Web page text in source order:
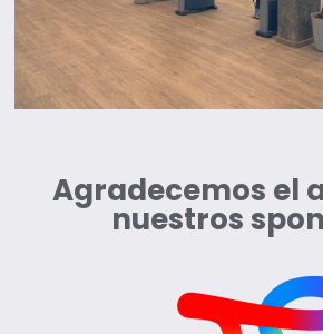
Agradecemos el
nuestros